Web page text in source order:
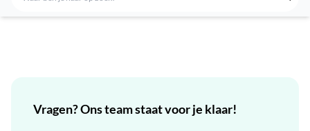
Vragen? Ons team staat voor je klaar!